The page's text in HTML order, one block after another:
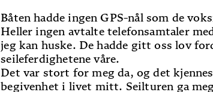
Båten hadde ingen GPS-nål som de
Heller ingen avtalte telefonsamtaler
jeg kan huske. De hadde gitt oss lov
seileferdighetene våre.
Det var stort for meg da, og det
begivenhet i livet mitt. Seilturen ga